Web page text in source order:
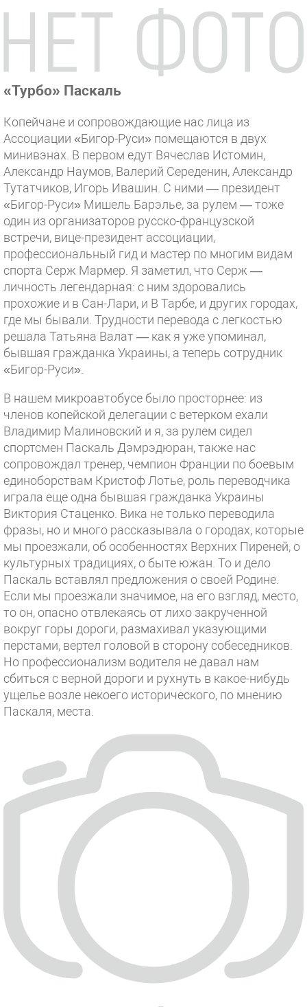
«Турбо» Паскаль
Копейчане и сопровождающие нас лица из
Ассоциации «Бигор-Руси» помещаются в двух
минивэнах. В первом едут Вячеслав Истомин,
Александр Наумов, Валерий Середенин, Александр
Тутатчиков, Игорь Ивашин. С ними — президент
«Бигор-Руси» Мишель Барэлье, за рулем — тоже
один из организаторов русско-французской
встречи, вице-президент ассоциации,
профессиональный гид и мастер по многим видам
спорта Серж Мармер. Я заметил, что Серж —
личность легендарная: с ним здоровались
прохожие и в Сан-Лари, и В Тарбе, и других городах,
где мы бывали. Трудности перевода с легкостью
решала Татьяна Валат — как я уже упоминал,
бывшая гражданка Украины, а теперь сотрудник
«Бигор-Руси».
В нашем микроавтобусе было просторнее: из
членов копейской делегации с ветерком ехали
Владимир Малиновский и я, за рулем сидел
спортсмен Паскаль Дэмрэдюран, также нас
сопровождал тренер, чемпион Франции по боевым
единоборствам Кристоф Лотье, роль переводчика
играла еще одна бывшая гражданка Украины
Виктория Стаценко. Вика не только переводила
фразы, но и много рассказывала о городах, которые
мы проезжали, об особенностях Верхних Пиреней, о
культурных традициях, о быте южан. То и дело
Паскаль вставлял предложения о своей Родине.
Если мы проезжали значимое, на его взгляд, место,
то он, опасно отвлекаясь от лихо закрученной
вокруг горы дороги, размахивал указующими
перстами, вертел головой в сторону собеседников.
Но профессионализм водителя не давал нам
сбиться с верной дороги и рухнуть в какое-нибудь
ущелье возле некоего исторического, по мнению
Паскаля, места.